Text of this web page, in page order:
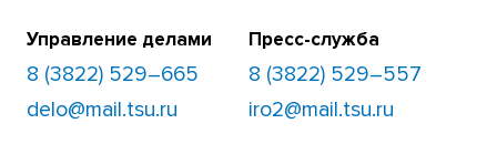
Управление делами
8 (3822) 529–665
delo@mail.tsu.ru
Пресс-служба
8 (3822) 529–557
iro2@mail.tsu.ru